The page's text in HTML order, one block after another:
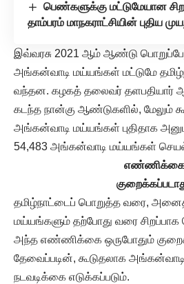
பெண்களுக்கு மட்டுமேயான
தாம்பரம் மாநகராட்சியின் புதிய
இவ்வரசு 2021 ஆம் ஆண்டு
அங்கன்வாடி மய்யங்கள் மட்டுமே
வந்தன. கழகத் தலைவர் தளபதியார்
கடந்த நான்கு ஆண்டுகளில், மேலும்
அங்கன்வாடி மய்யங்கள் புதிதாக
54,483 அங்கன்வாடி மய்யங்கள்
தமிழ்நாட்டைப் பொறுத்த வரை,
மய்யங்களும் தற்போது வரை சிறப்பாக
அந்த எண்ணிக்கை ஒருபோதும்
தேவைப்படின், கூடுதலாக
நடவடிக்கை எடுக்கப்படும்.